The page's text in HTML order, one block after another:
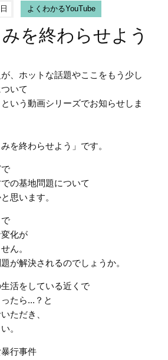
よくわかるYouTube
を終わらせよう
が、ホットな話題やここをもう少し
いて
という動画シリーズでお知らせしま
を終わらせよう」です。
の基地問題について
思います。
化が
ん。
が解決されるのでしょうか。
活をしている近くで
たら...？と
ただき、
。
行事件